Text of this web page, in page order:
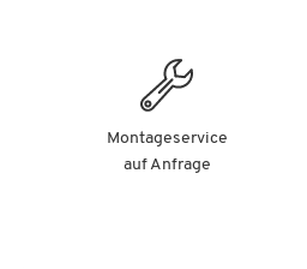
Montageservice
auf Anfrage